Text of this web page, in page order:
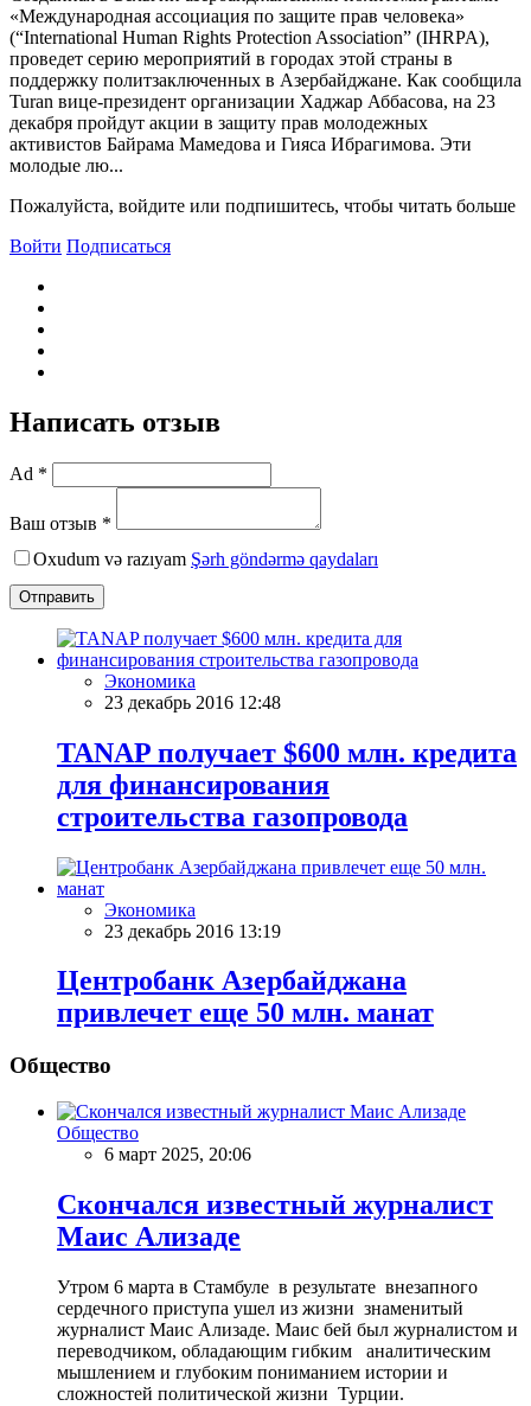
«Международная ассоциация по защите прав человека»
(“International Human Rights Protection Association” (IHRPA),
проведет серию мероприятий в городах этой страны в
поддержку политзаключенных в Азербайджане. Как сообщила
Turan вице-президент организации Хаджар Аббасова, на 23
декабря пройдут акции в защиту прав молодежных
активистов Байрама Мамедова и Гияса Ибрагимова. Эти
молодые лю...
Пожалуйста, войдите или подпишитесь, чтобы читать больше
Войти Подписаться
Написать отзыв
Ad *
Ваш отзыв *
Oxudum və razıyam Şərh göndərmə qaydaları
Отправить
Экономика
23 декабрь 2016 12:48
TANAP получает $600 млн. кредита
для финансирования
строительства газопровода
Экономика
23 декабрь 2016 13:19
Центробанк Азербайджана
привлечет еще 50 млн. манат
Общество
Общество
6 март 2025, 20:06
Скончался известный журналист
Маис Ализаде
Утром 6 марта в Стамбуле в результате внезапного
сердечного приступа ушел из жизни знаменитый
журналист Маис Ализаде. Маис бей был журналистом и
переводчиком, обладающим гибким аналитическим
мышлением и глубоким пониманием истории и
сложностей политической жизни Турции.